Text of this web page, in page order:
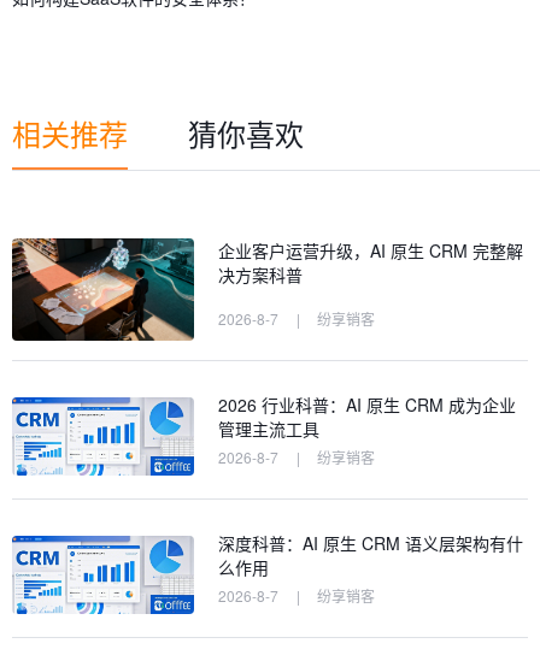
相关推荐 猜你喜欢
企业客户运营升级，AI 原生 CRM 完整解
决方案科普
2026-8-7 | 纷享销客
2026 行业科普：AI 原生 CRM 成为企业
管理主流工具
2026-8-7 | 纷享销客
深度科普：AI 原生 CRM 语义层架构有什
么作用
2026-8-7 | 纷享销客